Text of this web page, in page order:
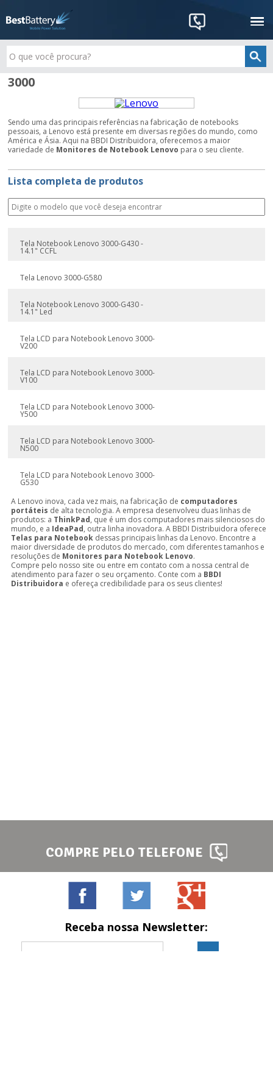
3000
Sendo uma das principais referências na fabricação de notebooks
pessoais, a Lenovo está presente em diversas regiões do mundo, como
América e Ásia. Aqui na BBDI Distribuidora, oferecemos a maior
variedade de Monitores de Notebook Lenovo para o seu cliente.
Lista completa de produtos
Tela Notebook Lenovo 3000-G430 -
14.1" CCFL
Tela Lenovo 3000-G580
Tela Notebook Lenovo 3000-G430 -
14.1" Led
Tela LCD para Notebook Lenovo 3000-
V200
Tela LCD para Notebook Lenovo 3000-
V100
Tela LCD para Notebook Lenovo 3000-
Y500
Tela LCD para Notebook Lenovo 3000-
N500
Tela LCD para Notebook Lenovo 3000-
G530
A Lenovo inova, cada vez mais, na fabricação de computadores
portáteis de alta tecnologia. A empresa desenvolveu duas linhas de
produtos: a ThinkPad, que é um dos computadores mais silenciosos do
mundo, e a IdeaPad, outra linha inovadora. A BBDI Distribuidora oferece
Telas para Notebook dessas principais linhas da Lenovo. Encontre a
maior diversidade de produtos do mercado, com diferentes tamanhos e
resoluções de Monitores para Notebook Lenovo.
Compre pelo nosso site ou entre em contato com a nossa central de
atendimento para fazer o seu orçamento. Conte com a BBDI
Distribuidora e ofereça credibilidade para os seus clientes!
COMPRE PELO TELEFONE
Receba nossa Newsletter: